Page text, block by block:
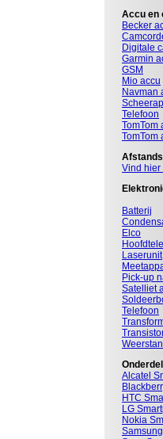
Accu en
Becker
Digitale
Garmin
GSM
Mio accu
Navman
Telefoon
TomTom
TomTom
Vind hier
Batterij
Elco
Laserunit
Pick-up
Satelliet
Telefoon
Alcatel
HTC
LG
Nokia